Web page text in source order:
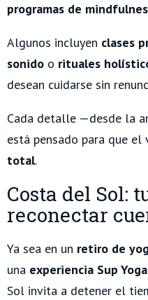
programas de
Algunos incluyen clases
sonido o rituales
desean cuidarse sin
Cada detalle —desde la
está pensado para que
total.
Costa del Sol:
reconectar
Ya sea en un retiro de
una experiencia Sup
Sol invita a detener el